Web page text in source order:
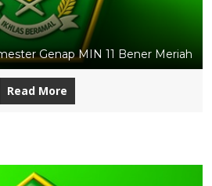
Genap MIN 11 Bener Meriah
Read More